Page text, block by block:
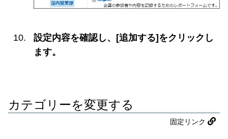
設定内容を確認し、[追加する]をクリックし
ます。
カテゴリーを変更する
固定リンク